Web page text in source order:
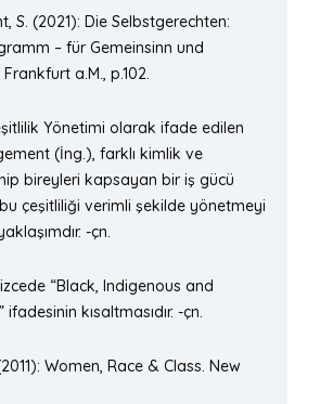
S. (2021): Die Selbstgerechten:
– für Gemeinsinn und
a.M., p.102.
Yönetimi olarak ifade edilen
(İng.), farklı kimlik ve
bireyleri kapsayan bir iş gücü
çeşitliliği verimli şekilde yönetmeyi
-çn.
“Black, Indigenous and
kısaltmasıdır. -çn.
Women, Race & Class. New